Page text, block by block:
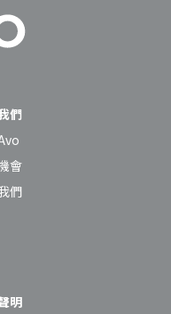
以助你減低不安感。
觀，以開放和包容的
遮掩自己的負面情
停手頭的工作，轉換
、烹飪，甚至打遊
玩遊戲的時候，嘗
。人無完人，我們
不同面向，分分鐘
們
會
們
明